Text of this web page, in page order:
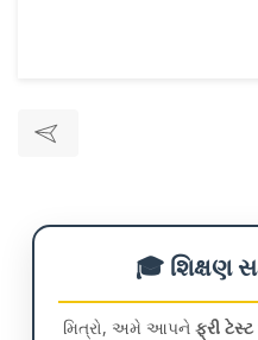
🎓 શિક્ષણ
મિત્રો, અમે આપને ફ્રી